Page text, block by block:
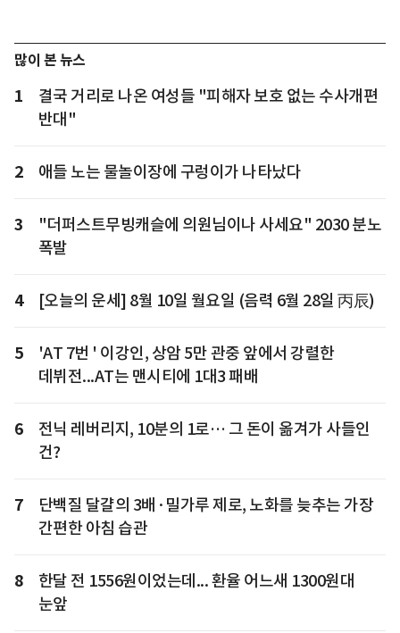
많이 본 뉴스
1
결국 거리로 나온 여성들 "피해자 보호 없는 수사개편
반대"
2 애들 노는 물놀이장에 구렁이가 나타났다
3
"더퍼스트무빙캐슬에 의원님이나 사세요" 2030 분노
폭발
4 [오늘의 운세] 8월 10일 월요일 (음력 6월 28일 丙辰)
5
'AT 7번 ' 이강인, 상암 5만 관중 앞에서 강렬한
데뷔전...AT는 맨시티에 1대3 패배
6
전닉 레버리지, 10분의 1로… 그 돈이 옮겨가 사들인
건?
7
단백질 달걀의 3배·밀가루 제로, 노화를 늦추는 가장
간편한 아침 습관
8
한달 전 1556원이었는데... 환율 어느새 1300원대
눈앞